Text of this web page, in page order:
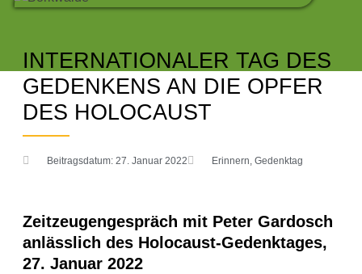
INTERNATIONALER TAG DES
GEDENKENS AN DIE OPFER
DES HOLOCAUST
Beitragsdatum: 27. Januar 2022 Erinnern, Gedenktag
Zeitzeugengespräch mit Peter Gardosch
anlässlich des Holocaust-Gedenktages,
27. Januar 2022